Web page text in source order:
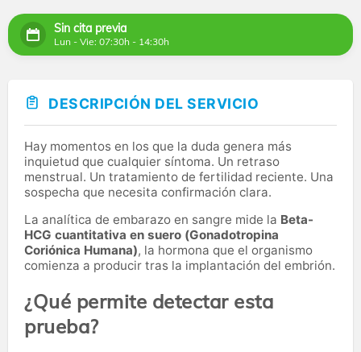
Sin cita previa
Lun - Vie: 07:30h - 14:30h
DESCRIPCIÓN DEL SERVICIO
Hay momentos en los que la duda genera más
inquietud que cualquier síntoma. Un retraso
menstrual. Un tratamiento de fertilidad reciente. Una
sospecha que necesita confirmación clara.
La analítica de embarazo en sangre mide la Beta-
HCG cuantitativa en suero (Gonadotropina
Coriónica Humana), la hormona que el organismo
comienza a producir tras la implantación del embrión.
¿Qué permite detectar esta
prueba?